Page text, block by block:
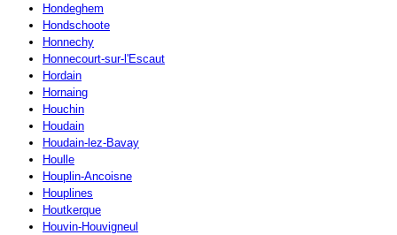
Hondeghem
Hondschoote
Honnechy
Honnecourt-sur-l'Escaut
Hordain
Hornaing
Houchin
Houdain
Houdain-lez-Bavay
Houlle
Houplin-Ancoisne
Houplines
Houtkerque
Houvin-Houvigneul